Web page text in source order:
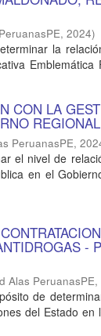
,2024)
la
Emblemática
CON LA
PeruanasPE,
el nivel de
en el
-
Alas PeruanasPE,
de
del Estado